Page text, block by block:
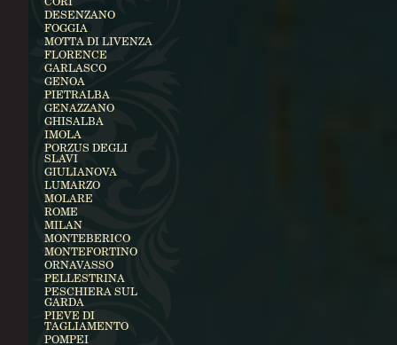
DESENZANO
FOGGIA
MOTTA DI LIVENZA
FLORENCE
GARLASCO
GENOA
PIETRALBA
GENAZZANO
GHISALBA
IMOLA
PORZUS DEGLI
SLAVI
GIULIANOVA
LUMARZO
MOLARE
ROME
MILAN
MONTEBERICO
MONTEFORTINO
ORNAVASSO
PELLESTRINA
PESCHIERA SUL
GARDA
PIEVE DI
TAGLIAMENTO
POMPEI